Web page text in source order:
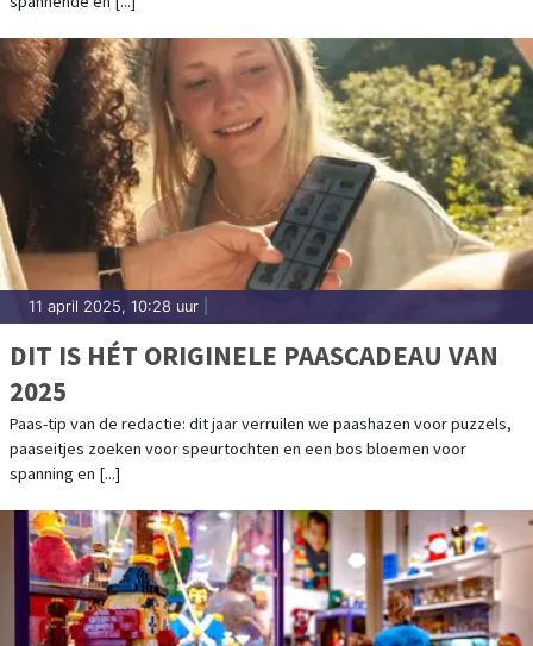
11 april 2025, 10:28 uur
DIT IS HÉT ORIGINELE PAASCADEAU VAN
2025
Paas-tip van de redactie: dit jaar verruilen we paashazen voor puzzels,
paaseitjes zoeken voor speurtochten en een bos bloemen voor
spanning en [...]